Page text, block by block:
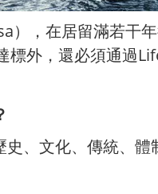
），在居留滿若干
外，還必須通過
、文化、傳統、體